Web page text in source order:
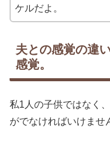
ケルだよ。
夫との感覚の違
感覚。
私1人の子供ではなく
がでなければいけませ